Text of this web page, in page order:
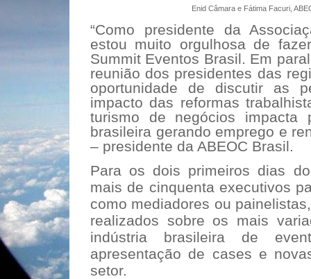
Enid Câmara e Fátima Facuri,
“Como presidente da
estou muito orgulhosa de
Summit Eventos Brasil. Em
reunião dos presidentes das
oportunidade de discutir as
impacto das reformas
turismo de negócios impacta
brasileira gerando emprego e
– presidente da ABEOC Brasil.
Para os dois primeiros dias
mais de cinquenta executivos
como mediadores ou
realizados sobre os mais
indústria brasileira de
apresentação de cases e
setor.